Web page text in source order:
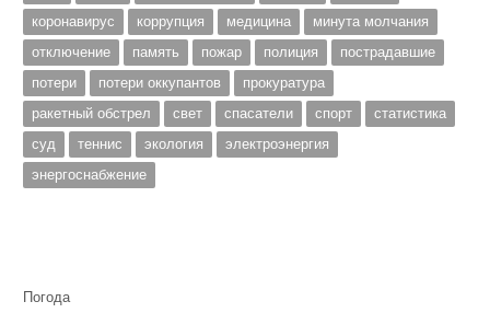
коронавирус
коррупция медицина
минута молчания
отключение
память пожар полиция
пострадавшие
потери
потери оккупантов
прокуратура
ракетный обстрел
свет спасатели спорт
статистика
суд
теннис экология
электроэнергия
энергоснабжение
Погода